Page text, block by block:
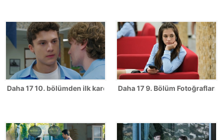
Daha 17 10. bölümden ilk kareler! Daha 17 9. Bölüm Fotoğrafları